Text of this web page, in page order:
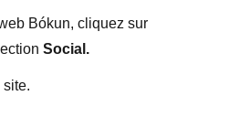
Bókun, cliquez sur
Social.